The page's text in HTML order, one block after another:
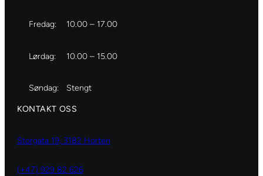
Fredag: 10.00 – 17.00
Lørdag: 10.00 – 15.00
Søndag: Stengt
KONTAKT OSS
Storgata 19, 3182 Horten
(+47) 929 82 626